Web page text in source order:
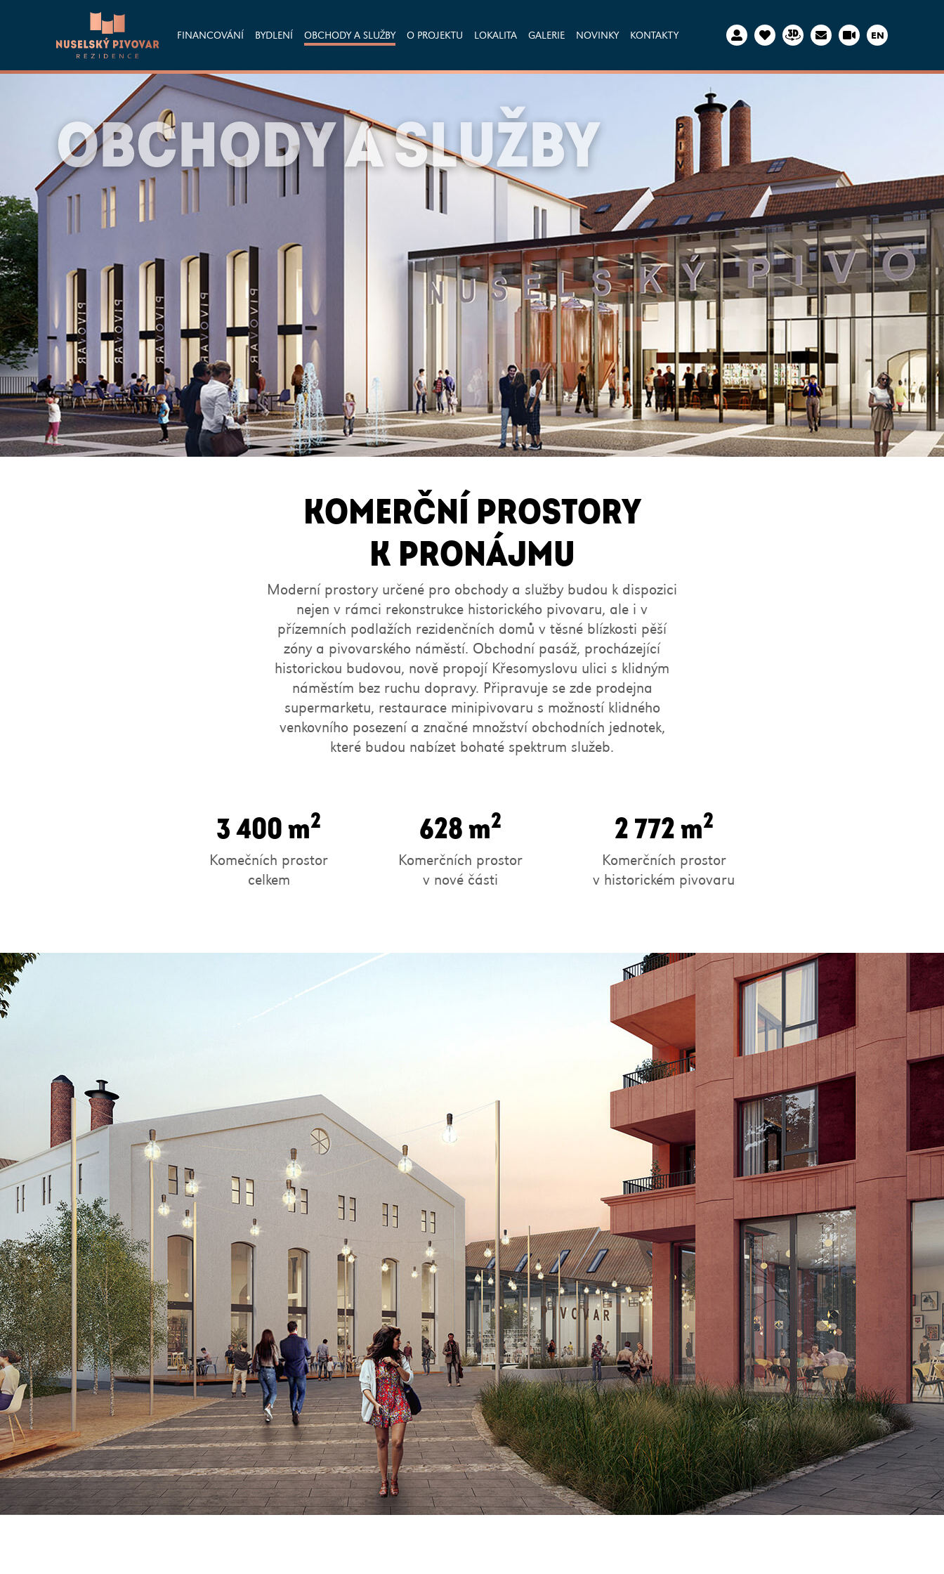
FINANCOVÁNÍ BYDLENÍ OBCHODY A SLUŽBY O PROJEKTU LOKALITA GALERIE NOVINKY KONTAKTY EN
OBCHODY A SLUŽBY
KOMERČNÍ PROSTORY
K PRONÁJMU
Moderní prostory určené pro obchody a služby budou k dispozici
nejen v rámci rekonstrukce historického pivovaru, ale i v
přízemních podlažích rezidenčních domů v těsné blízkosti pěší
zóny a pivovarského náměstí. Obchodní pasáž, procházející
historickou budovou, nově propojí Křesomyslovu ulici s klidným
náměstím bez ruchu dopravy. Připravuje se zde prodejna
supermarketu, restaurace minipivovaru s možností klidného
venkovního posezení a značné množství obchodních jednotek,
které budou nabízet bohaté spektrum služeb.
3 400 m2
Komečních prostor
celkem
628 m2
Komerčních prostor
v nové části
2 772 m2
Komerčních prostor
v historickém pivovaru